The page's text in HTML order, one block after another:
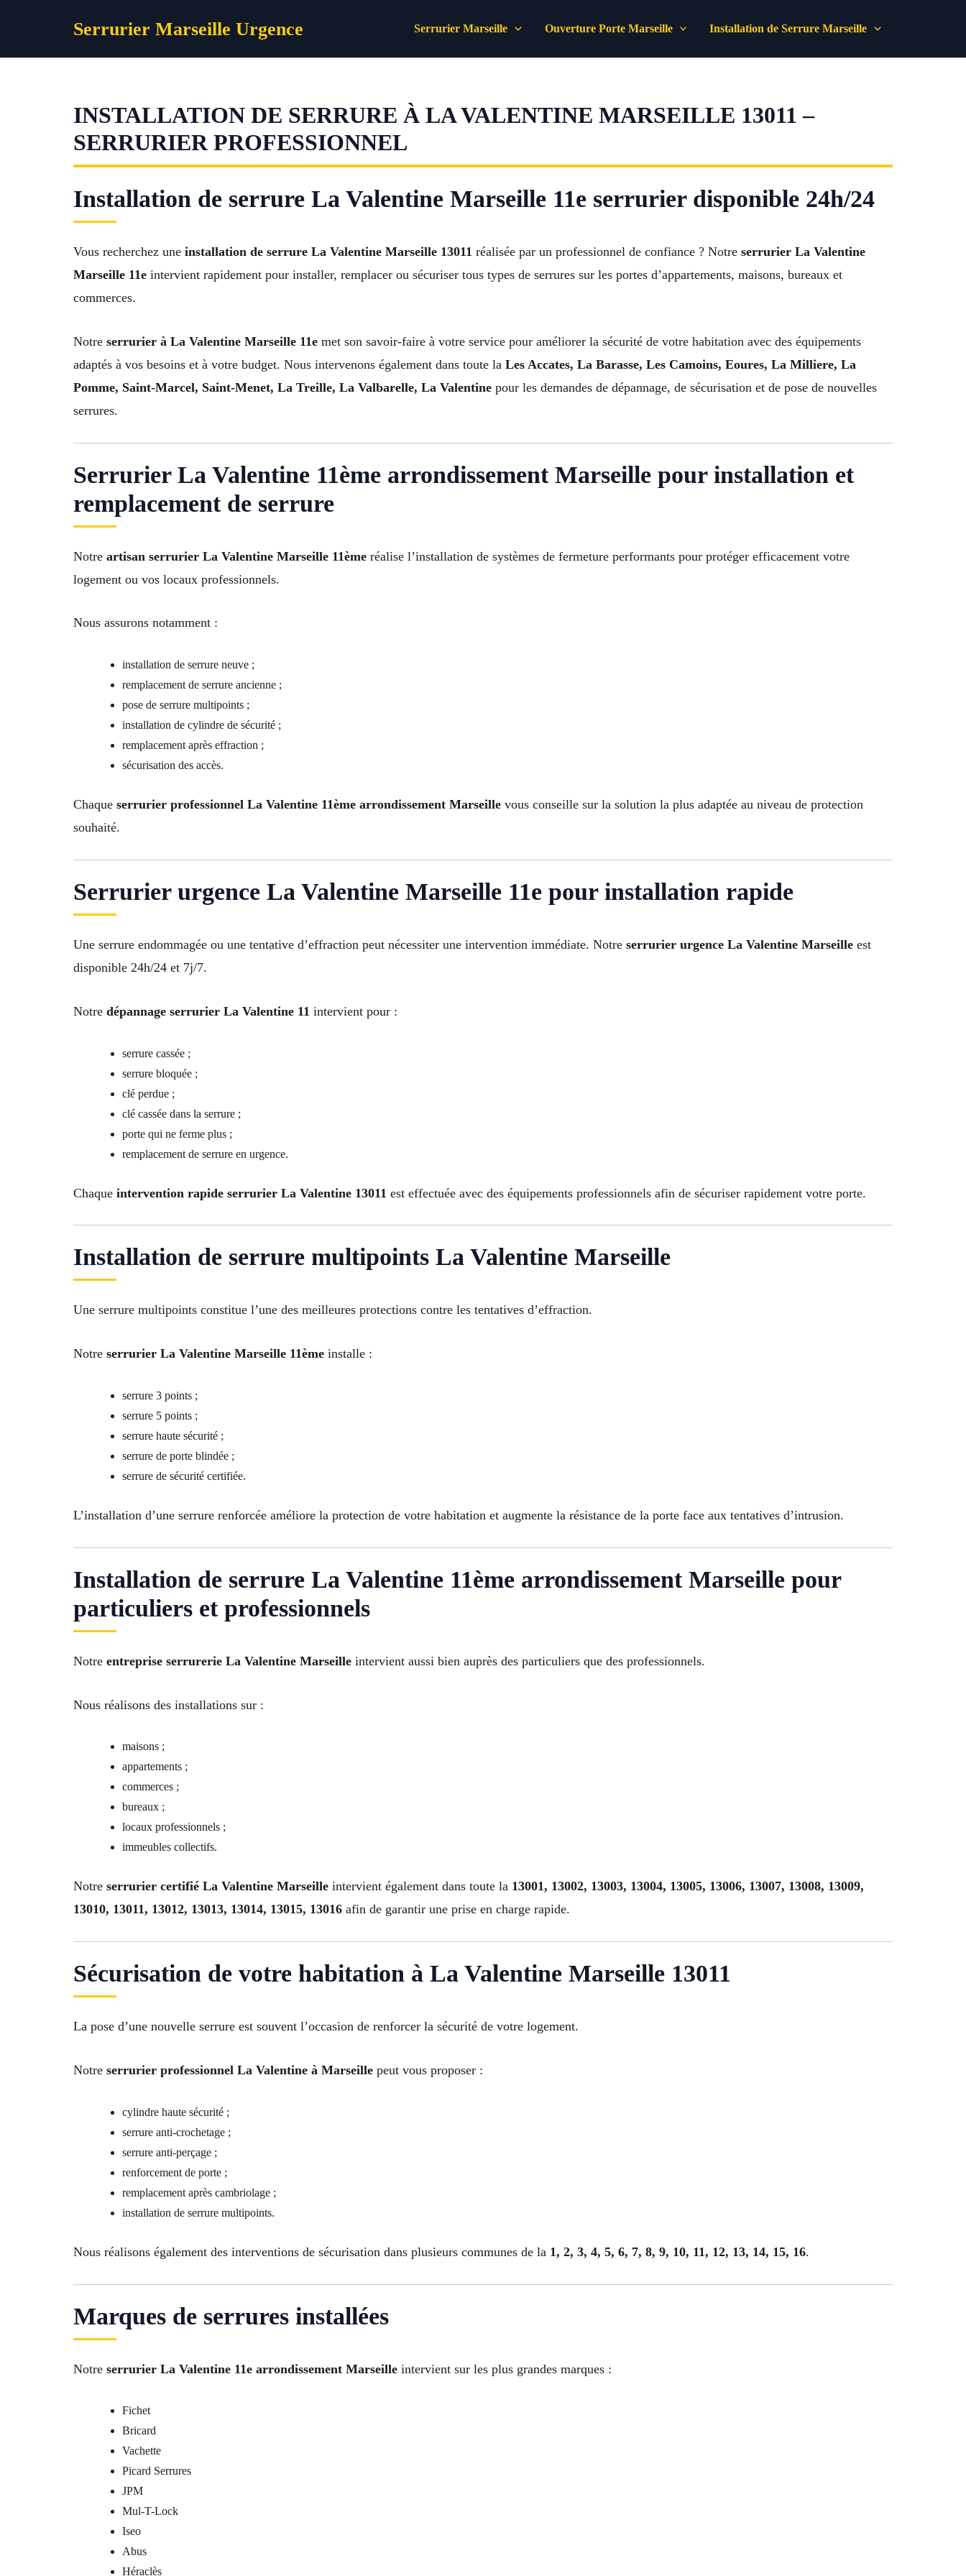
Serrurier Marseille Urgence Serrurier Marseille Ouverture Porte Marseille Installation de Serrure Marseille
INSTALLATION DE SERRURE À LA VALENTINE MARSEILLE 13011 –
SERRURIER PROFESSIONNEL
Installation de serrure La Valentine Marseille 11e serrurier disponible 24h/24
Vous recherchez une installation de serrure La Valentine Marseille 13011 réalisée par un professionnel de confiance ? Notre serrurier La Valentine
Marseille 11e intervient rapidement pour installer, remplacer ou sécuriser tous types de serrures sur les portes d’appartements, maisons, bureaux et
commerces.
Notre serrurier à La Valentine Marseille 11e met son savoir-faire à votre service pour améliorer la sécurité de votre habitation avec des équipements
adaptés à vos besoins et à votre budget. Nous intervenons également dans toute la Les Accates, La Barasse, Les Camoins, Eoures, La Milliere, La
Pomme, Saint-Marcel, Saint-Menet, La Treille, La Valbarelle, La Valentine pour les demandes de dépannage, de sécurisation et de pose de nouvelles
serrures.
Serrurier La Valentine 11ème arrondissement Marseille pour installation et
remplacement de serrure
Notre artisan serrurier La Valentine Marseille 11ème réalise l’installation de systèmes de fermeture performants pour protéger efficacement votre
logement ou vos locaux professionnels.
Nous assurons notamment :
installation de serrure neuve ;
remplacement de serrure ancienne ;
pose de serrure multipoints ;
installation de cylindre de sécurité ;
remplacement après effraction ;
sécurisation des accès.
Chaque serrurier professionnel La Valentine 11ème arrondissement Marseille vous conseille sur la solution la plus adaptée au niveau de protection
souhaité.
Serrurier urgence La Valentine Marseille 11e pour installation rapide
Une serrure endommagée ou une tentative d’effraction peut nécessiter une intervention immédiate. Notre serrurier urgence La Valentine Marseille est
disponible 24h/24 et 7j/7.
Notre dépannage serrurier La Valentine 11 intervient pour :
serrure cassée ;
serrure bloquée ;
clé perdue ;
clé cassée dans la serrure ;
porte qui ne ferme plus ;
remplacement de serrure en urgence.
Chaque intervention rapide serrurier La Valentine 13011 est effectuée avec des équipements professionnels afin de sécuriser rapidement votre porte.
Installation de serrure multipoints La Valentine Marseille
Une serrure multipoints constitue l’une des meilleures protections contre les tentatives d’effraction.
Notre serrurier La Valentine Marseille 11ème installe :
serrure 3 points ;
serrure 5 points ;
serrure haute sécurité ;
serrure de porte blindée ;
serrure de sécurité certifiée.
L’installation d’une serrure renforcée améliore la protection de votre habitation et augmente la résistance de la porte face aux tentatives d’intrusion.
Installation de serrure La Valentine 11ème arrondissement Marseille pour
particuliers et professionnels
Notre entreprise serrurerie La Valentine Marseille intervient aussi bien auprès des particuliers que des professionnels.
Nous réalisons des installations sur :
maisons ;
appartements ;
commerces ;
bureaux ;
locaux professionnels ;
immeubles collectifs.
Notre serrurier certifié La Valentine Marseille intervient également dans toute la 13001, 13002, 13003, 13004, 13005, 13006, 13007, 13008, 13009,
13010, 13011, 13012, 13013, 13014, 13015, 13016 afin de garantir une prise en charge rapide.
Sécurisation de votre habitation à La Valentine Marseille 13011
La pose d’une nouvelle serrure est souvent l’occasion de renforcer la sécurité de votre logement.
Notre serrurier professionnel La Valentine à Marseille peut vous proposer :
cylindre haute sécurité ;
serrure anti-crochetage ;
serrure anti-perçage ;
renforcement de porte ;
remplacement après cambriolage ;
installation de serrure multipoints.
Nous réalisons également des interventions de sécurisation dans plusieurs communes de la 1, 2, 3, 4, 5, 6, 7, 8, 9, 10, 11, 12, 13, 14, 15, 16.
Marques de serrures installées
Notre serrurier La Valentine 11e arrondissement Marseille intervient sur les plus grandes marques :
Fichet
Bricard
Vachette
Picard Serrures
JPM
Mul-T-Lock
Iseo
Abus
Héraclès